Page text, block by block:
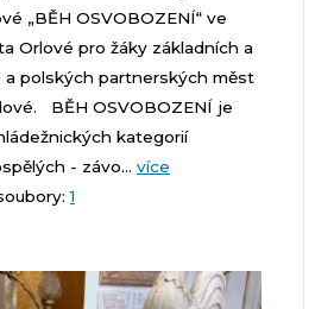
„BĚH OSVOBOZENÍ“ ve
Orlové pro žáky základních a
polských partnerských měst
BĚH OSVOBOZENÍ je
kategorií
- závo... více
1